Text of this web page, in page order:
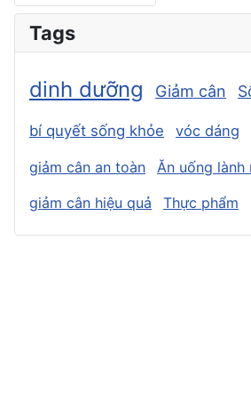
Tags
dinh dưỡng Giảm cân
bí quyết sống khỏe vóc dáng
giảm cân an toàn
Ăn uống lành
giảm cân hiệu quả
Thực phẩm